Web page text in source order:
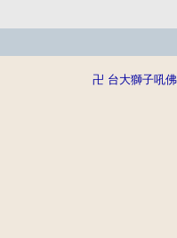
卍 台大獅子吼